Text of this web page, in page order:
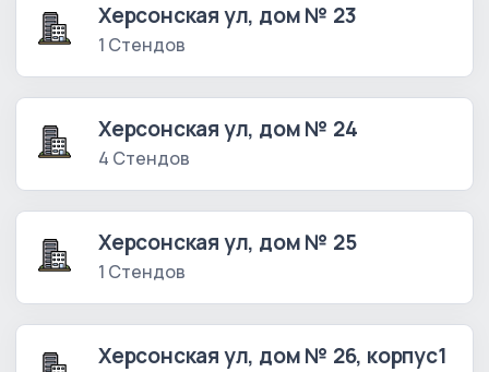
Херсонская ул, дом № 23
1 Стендов
Херсонская ул, дом № 24
4 Стендов
Херсонская ул, дом № 25
1 Стендов
Херсонская ул, дом № 26, корпус1